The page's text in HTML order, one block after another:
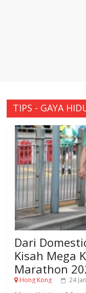
TIPS - GAYA
Dari
Kisah Mega
Marathon
Hong Kong 24